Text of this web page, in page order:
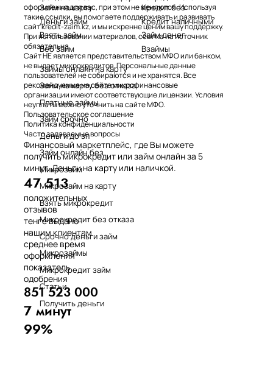
Займ на карту
Деньги займ
Взять займ
Веб займ
Кредит без
Кредит наличными
Займ денег
Взаймы
Займы онлайн на карту
Займ на карту без отказа
Платные займы
Займ срочно
Деньги до зп
Займ онлайн без
Микрозайм
Микрозайм на карту
Взять микрокредит
Микрокредит без отказа
Срочно деньги займ
Микрозаймы
Микрокредит займ
Статьи
Получить деньги
оформления для вас, при этом не меняются. Используя
такие ссылки, вы помогаете поддерживать и развивать
сайт kredit-zaim.kz, и мы искренне ценим вашу поддержку.
При использовании материалов, ссылка на источник
обязательна.
Сайт НЕ является представительством МФО или банком,
не выдает микрокредитов. Персональные данные
пользователей не собираются и не хранятся. Все
рекомендуемые на сайте микрофинансовые
организации имеют соответствующие лицензии. Условия
неуплаты можно уточнить на сайте МФО.
Пользовательское соглашение
Политика конфиденциальности
Часто задаваемые вопросы
Финансовый маркетплейс, где Вы можете
получить микрокредит или займ онлайн за 5
минут. Деньги на карту или наличкой.
47 513
положительных
отзывов
тенге выдано
нашим клиентам
среднее время
оформления
показатель
одобрения
851 523 000
7 минут
99%